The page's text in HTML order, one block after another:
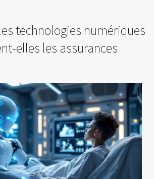
technologies numériques
elles les assurances